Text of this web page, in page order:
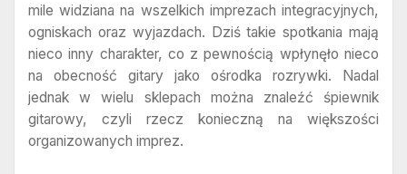
mile widziana na wszelkich imprezach integracyjnych,
ogniskach oraz wyjazdach. Dziś takie spotkania mają
nieco inny charakter, co z pewnością wpłynęło nieco
na obecność gitary jako ośrodka rozrywki. Nadal
jednak w wielu sklepach można znaleźć śpiewnik
gitarowy, czyli rzecz konieczną na większości
organizowanych imprez.